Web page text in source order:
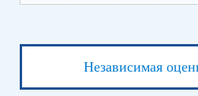
Независимая